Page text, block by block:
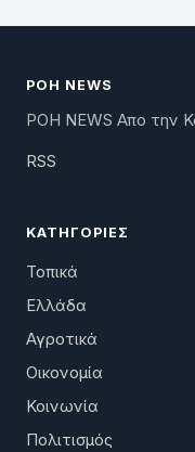
ΡΟΗ NEWS
ΡΟΗ NEWS Απο την
RSS
ΚΑΤΗΓΟΡΊΕΣ
Τοπικά
Ελλάδα
Αγροτικά
Οικονομία
Κοινωνία
Πολιτισμός